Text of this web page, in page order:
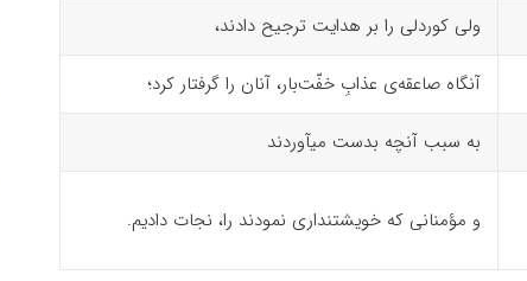
ولی کوردلی را بر هدایت ترجیح دادند،
آنگاه صاعقه‌ی عذابِ خفّت‌بار، آنان را گرفتار کرد؛
به سبب آنچه بدست می­آوردند
و مؤمنانی که خویشتنداری نمودند را، نجات دادیم.